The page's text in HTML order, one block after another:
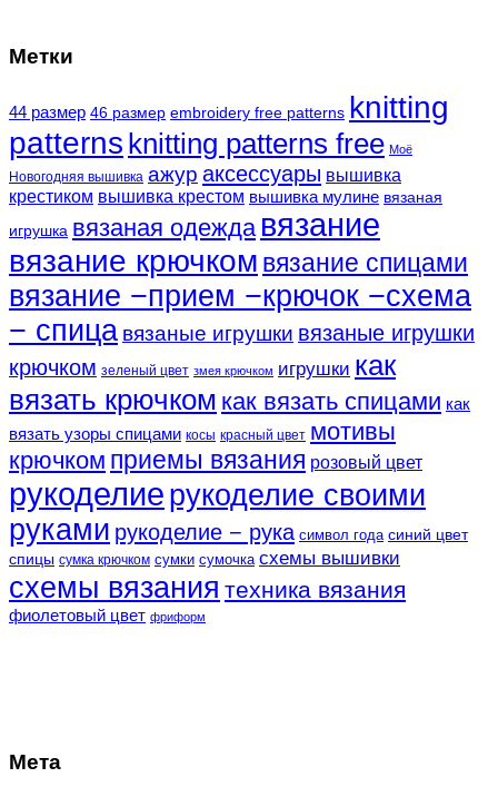
Метки
44 размер 46 размер embroidery free patterns knitting
patterns knitting patterns free Моё
Новогодняя вышивка ажур аксессуары вышивка
крестиком вышивка крестом вышивка мулине вязаная
игрушка вязаная одежда вязание
вязание крючком вязание спицами
вязание −прием −крючок −схема
− спица вязаные игрушки вязаные игрушки
крючком зеленый цвет змея крючком игрушки как
вязать крючком как вязать спицами как
вязать узоры спицами косы красный цвет мотивы
крючком приемы вязания розовый цвет
рукоделие рукоделие своими
руками рукоделие − рука символ года синий цвет
спицы сумка крючком сумки сумочка схемы вышивки
схемы вязания техника вязания
фиолетовый цвет фриформ
Мета